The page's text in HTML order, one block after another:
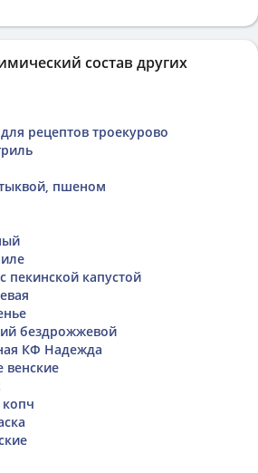
состав других
рецептов троекурово
пшеном
пекинской капустой
бездрожжевой
КФ Надежда
венские